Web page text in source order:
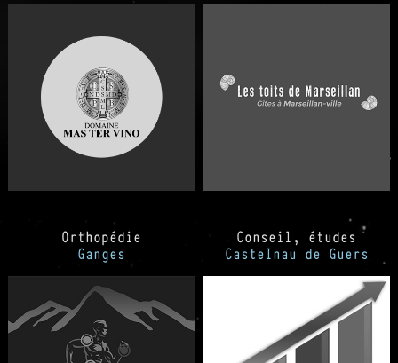
Orthopédie
Ganges
Conseil, études
Castelnau de Guers